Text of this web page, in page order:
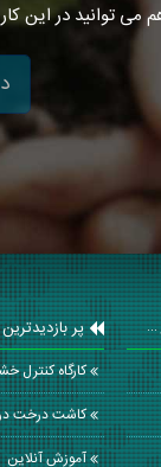
می توانید در این
... پر
كارگاه كنترل
کاشت درخت در
آموزش آنلاین